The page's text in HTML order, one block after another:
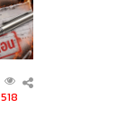
518